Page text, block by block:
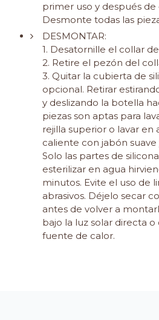
primer uso y después de
Desmonte todas las
DESMONTAR:
1. Desatornille el collar
2. Retire el pezón del
3. Quitar la cubierta de
opcional. Retirar
y deslizando la botella
piezas son aptas para
rejilla superior o lavar en
caliente con jabón suave
Solo las partes de
esterilizar en agua
minutos. Evite el uso de
abrasivos. Déjelo secar
antes de volver a
bajo la luz solar directa
fuente de calor.